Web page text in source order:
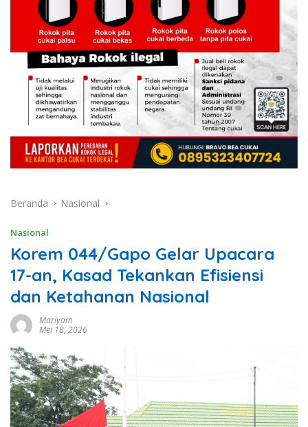
Beranda Nasional
Nasional
Korem 044/Gapo Gelar Upacara
17-an, Kasad Tekankan Efisiensi
dan Ketahanan Nasional
Mariyam
Mei 18, 2026